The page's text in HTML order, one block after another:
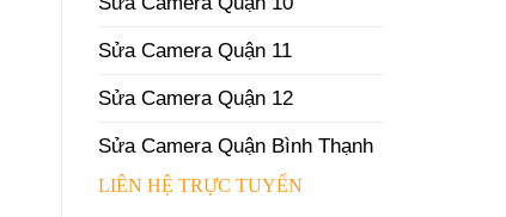
Sửa Camera Quận 11
Sửa Camera Quận 12
Sửa Camera Quận Bình Thạnh
LIÊN HỆ TRỰC TUYẾN